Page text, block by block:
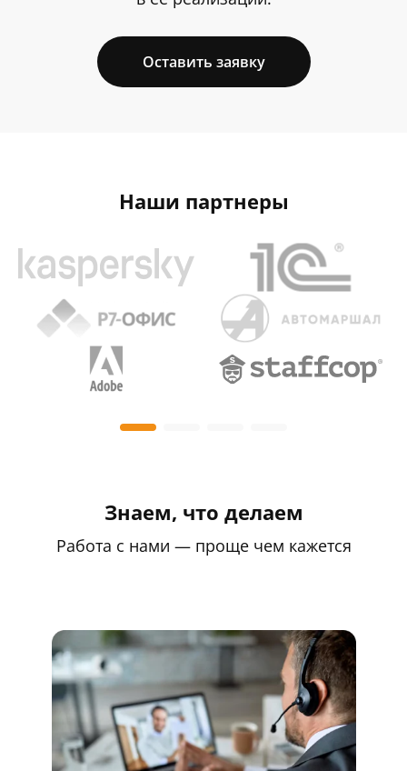
Оставить заявку
Наши партнеры
Знаем, что делаем
Работа с нами — проще чем кажется